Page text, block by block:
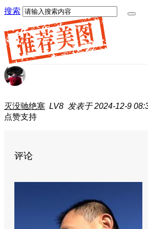
搜索
灭没驰绝塞 LV8 发表于 2024-12-9
点赞支持
评论